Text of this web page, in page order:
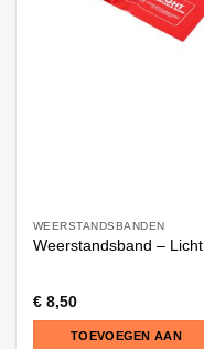
WEERSTANDSBANDEN
Weerstandsband – Licht
€8,50
TOEVOEGEN AAN